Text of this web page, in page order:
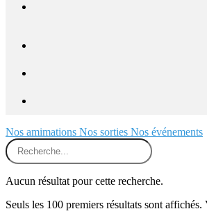
Nos amimations Nos sorties Nos événements
Aucun résultat pour cette recherche.
Seuls les 100 premiers résultats sont